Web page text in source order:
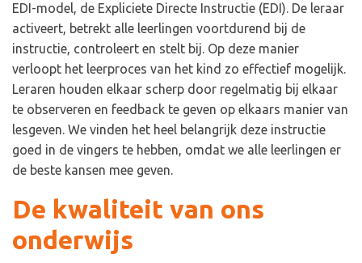
EDI-model, de Expliciete Directe Instructie (EDI). De leraar
activeert, betrekt alle leerlingen voortdurend bij de
instructie, controleert en stelt bij. Op deze manier
verloopt het leerproces van het kind zo effectief mogelijk.
Leraren houden elkaar scherp door regelmatig bij elkaar
te observeren en feedback te geven op elkaars manier van
lesgeven. We vinden het heel belangrijk deze instructie
goed in de vingers te hebben, omdat we alle leerlingen er
de beste kansen mee geven.
De kwaliteit van ons
onderwijs